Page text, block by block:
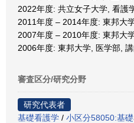
2022年度: 共立女子大学, 看護
2011年度 – 2014年度: 東邦大
2007年度 – 2010年度: 東邦大
2006年度: 東邦大学, 医学部,
審査区分/研究分野
研究代表者
基礎看護学 / 小区分58050:基